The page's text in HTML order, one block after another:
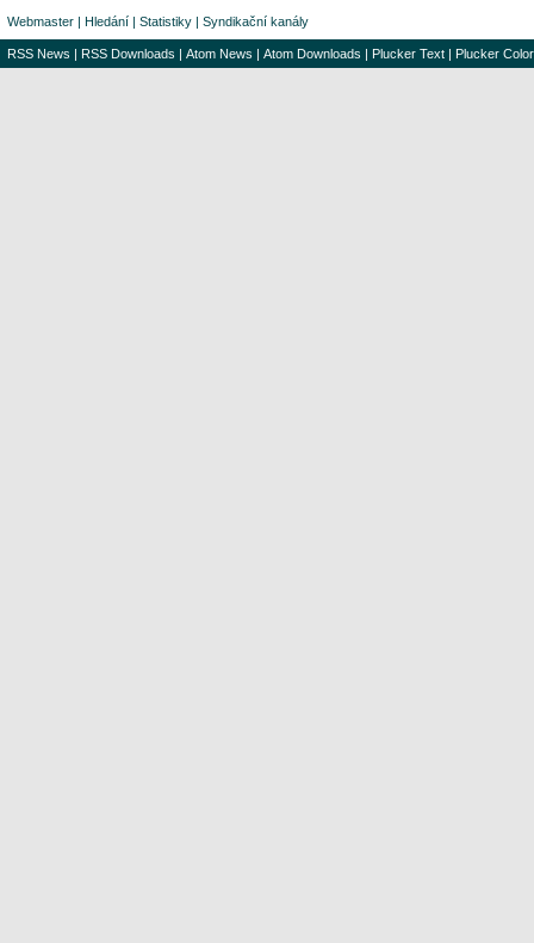
Webmaster | Hledání | Statistiky | Syndikační kanály
RSS News | RSS Downloads | Atom News | Atom Downloads | Plucker Text | Plucker Color